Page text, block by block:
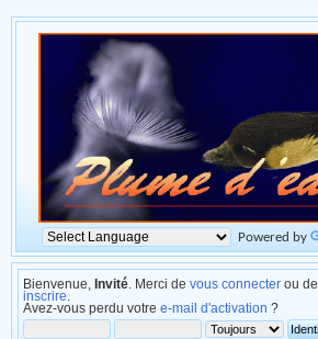
Powered by
Bienvenue, Invité . Merci de vous connecter ou de
inscrire
Avez-vous perdu votre e-mail d'activation ?